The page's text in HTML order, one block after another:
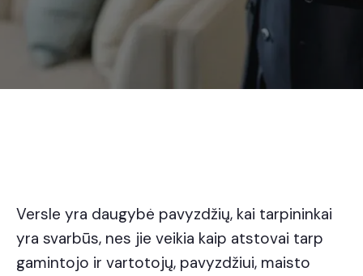
Versle yra daugybė pavyzdžių, kai tarpininkai
yra svarbūs, nes jie veikia kaip atstovai tarp
gamintojo ir vartotojų, pavyzdžiui, maisto